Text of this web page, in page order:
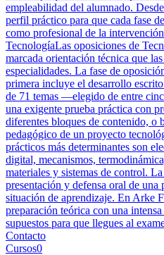
empleabilidad del alumnado.
perfil práctico para que cada fase
como profesional de la
TecnologíaLas oposiciones de
marcada orientación técnica que
especialidades. La fase de
primera incluye el desarrollo
de 71 temas —elegido de entre
una exigente prueba práctica con
diferentes bloques de contenido, o
pedagógico de un proyecto
prácticos más determinantes son
digital, mecanismos,
materiales y sistemas de control.
presentación y defensa oral de
situación de aprendizaje. En Arke
preparación teórica con una
supuestos para que llegues al
Contacto
Cursos0